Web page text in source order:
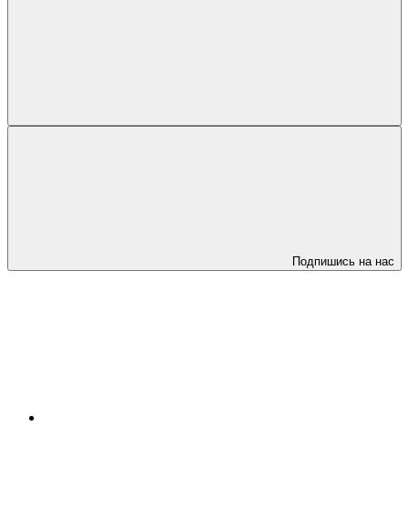
Подпишись на нас